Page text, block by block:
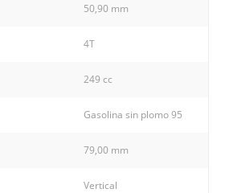
50,90 mm
4T
249 cc
Gasolina sin plomo 95
79,00 mm
Vertical